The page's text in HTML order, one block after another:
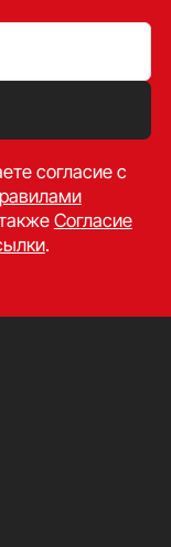
согласие c
Согласие
.